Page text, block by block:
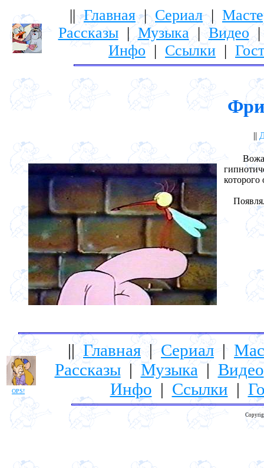
||Главная| Сериал|
Рассказы|Музыка|Видео
Инфо| Ссылки |
||
Вожак
которого
OPS!
||Главная|Сериал|
Рассказы| Музыка | Видео
Инфо | Ссылки |